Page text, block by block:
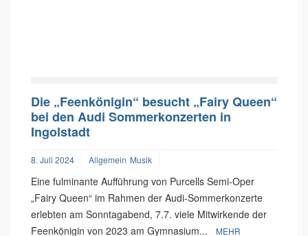
Die „Feenkönigin“ besucht „Fairy Queen“
bei den Audi Sommerkonzerten in
Ingolstadt
8. Juli 2024 Allgemein Musik
Eine fulminante Aufführung von Purcells Semi-Oper
„Fairy Queen“ im Rahmen der Audi-Sommerkonzerte
erlebten am Sonntagabend, 7.7. viele Mitwirkende der
Feenkönigin von 2023 am Gymnasium...
MEHR